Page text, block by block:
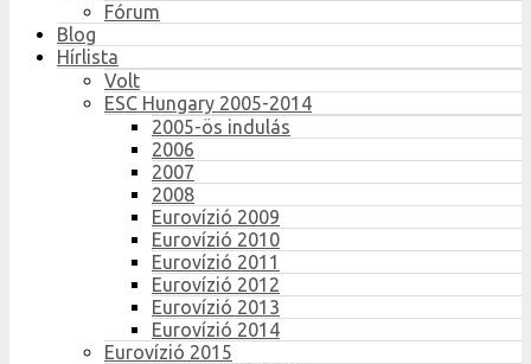
Fórum
Blog
Hírlista
Volt
ESC Hungary 2005-2014
2005-ös indulás
2006
2007
2008
Eurovízió 2009
Eurovízió 2010
Eurovízió 2011
Eurovízió 2012
Eurovízió 2013
Eurovízió 2014
Eurovízió 2015